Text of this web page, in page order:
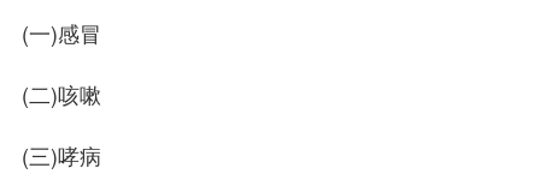
(一)感冒
(二)咳嗽
(三)哮病